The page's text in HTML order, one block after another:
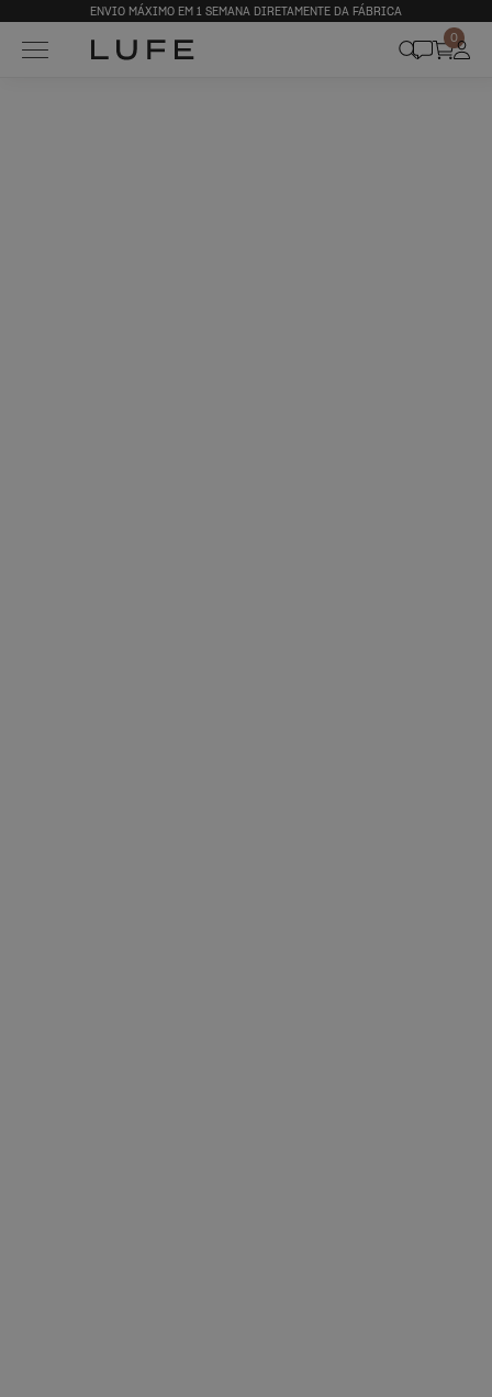
ENVIO MÁXIMO EM 1 SEMANA DIRETAMENTE DA FÁBRICA
0